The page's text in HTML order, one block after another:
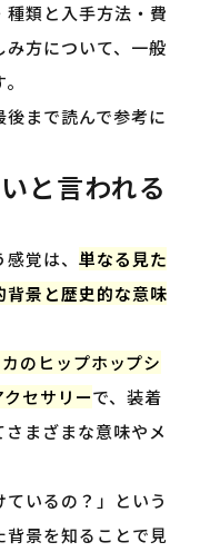
類と入手方法・費
方について、一般
まで読んで参考に
と言われる
覚は、 単なる見た
背景と歴史的な意味
のヒップホップシ
セサリーで、装着
まざまな意味やメ
ているの？」という
景を知ることで見